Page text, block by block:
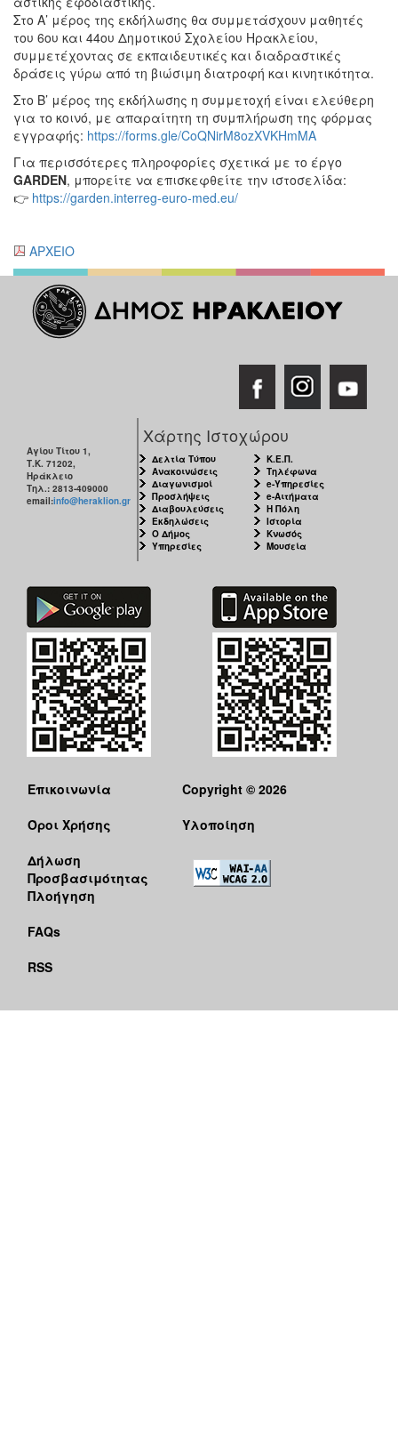
Στο Α’ μέρος της εκδήλωσης θα συμμετάσχουν μαθητές
του 6ου και 44ου Δημοτικού Σχολείου Ηρακλείου,
συμμετέχοντας σε εκπαιδευτικές και διαδραστικές
δράσεις γύρω από τη βιώσιμη διατροφή και κινητικότητα.
Στο Β’ μέρος της εκδήλωσης η συμμετοχή είναι ελεύθερη
για το κοινό, με απαραίτητη τη συμπλήρωση της φόρμας
εγγραφής: https://forms.gle/CoQNirM8ozXVKHmMA
Για περισσότερες πληροφορίες σχετικά με το έργο
GARDEN, μπορείτε να επισκεφθείτε την ιστοσελίδα:
👉 https://garden.interreg-euro-med.eu/
ΑΡΧΕΙΟ
Αγίου Τίτου 1,
Τ.Κ. 71202,
Ηράκλειο
Τηλ.: 2813-409000
email:info@heraklion.gr
Χάρτης Ιστοχώρου
Δελτία Τύπου
Ανακοινώσεις
Διαγωνισμοί
Προσλήψεις
Διαβουλεύσεις
Εκδηλώσεις
Ο Δήμος
Υπηρεσίες
Κ.Ε.Π.
Τηλέφωνα
e-Υπηρεσίες
e-Αιτήματα
Η Πόλη
Ιστορία
Κνωσός
Μουσεία
Επικοινωνία
Όροι Χρήσης
Δήλωση
Προσβασιμότητας
Πλοήγηση
FAQs
RSS
Copyright © 2026
Υλοποίηση